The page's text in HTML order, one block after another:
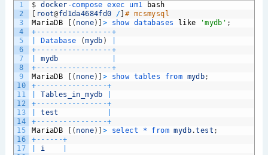
1
2
3
4
5
6
7
8
9
10
11
12
13
14
15
16
17
$ docker -compose exec um1
bash
root@fd1da4684fd0 / # mcsmysql
MariaDB
( none) > show databases like 'mydb' ;
+ -- -- -- -- -- -- -- -- -+
Database (mydb )
+ -- -- -- -- -- -- -- -- -+
mydb
+ -- -- -- -- -- -- -- -- -+
MariaDB
( none) > show tables from mydb;
+ -- -- -- -- -- -- -- --+
Tables_in_mydb
+ -- -- -- -- -- -- -- --+
test
+ -- -- -- -- -- -- -- --+
MariaDB
( none) > select * from mydb.test ;
+ -- -- --+
i